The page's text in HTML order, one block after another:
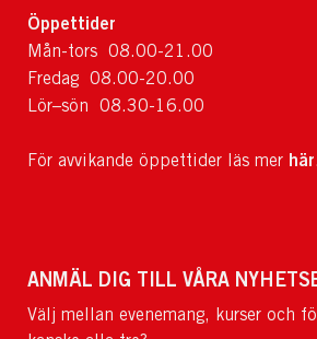
Öppettider
Mån-tors 08.00-21.00
Fredag 08.00-20.00
Lör–sön 08.30-16.00
För avvikande öppettider läs mer här.
ANMÄL DIG TILL VÅRA
Välj mellan evenemang, kurser och